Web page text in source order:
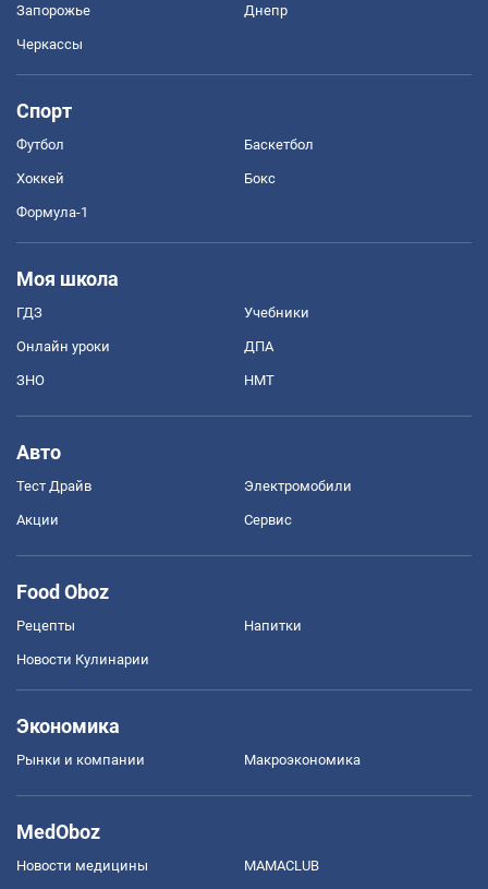
Запорожье Днепр
Черкассы
Спорт
Футбол Баскетбол
Хоккей Бокс
Формула-1
Моя школа
ГДЗ Учебники
Онлайн уроки ДПА
ЗНО НМТ
Авто
Тест Драйв Электромобили
Акции Сервис
Food Oboz
Рецепты Напитки
Новости Кулинарии
Экономика
Рынки и компании Mакроэкономика
MedOboz
Новости медицины MAMACLUB